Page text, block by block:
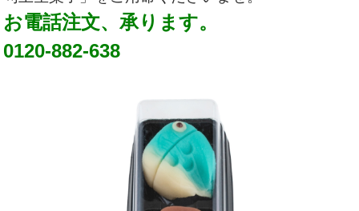
お電話注文、承ります。
0120-882-638